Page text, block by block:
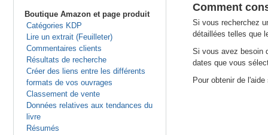
Boutique Amazon et page produit
Catégories KDP
Lire un extrait (Feuilleter)
Commentaires clients
Résultats de recherche
Créer des liens entre les différents
formats de vos ouvrages
Classement de vente
Données relatives aux tendances du
livre
Résumés
Comment
Si vous recherchez
détaillées telles que
Si vous avez besoin
dates que vous
Pour obtenir de